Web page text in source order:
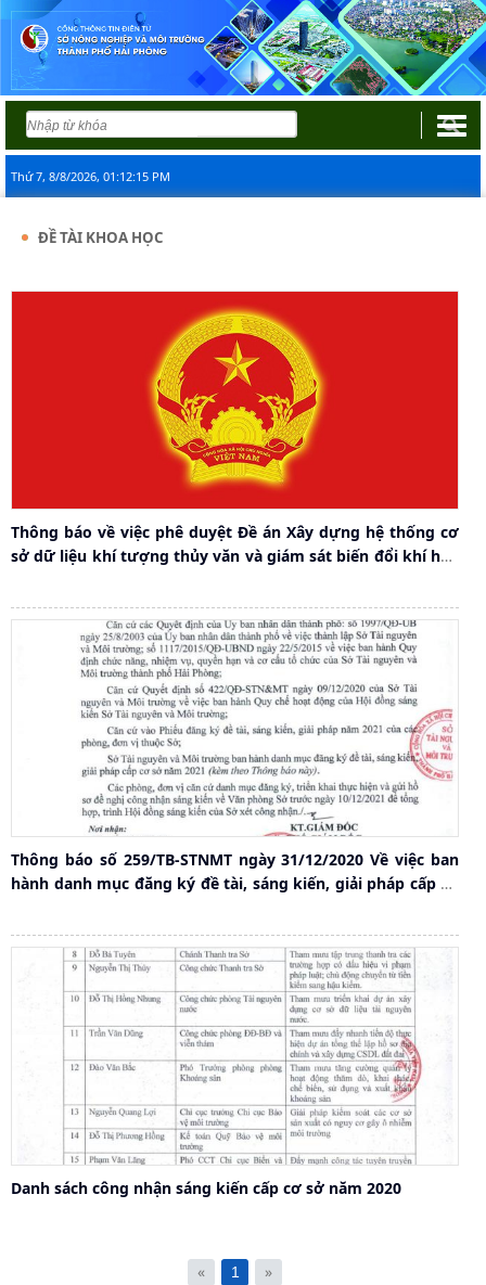
Thứ 7, 8/8/2026, 01:12:15 PM
ĐỀ TÀI KHOA HỌC
Thông báo về việc phê duyệt Đề án Xây dựng hệ thống cơ
sở dữ liệu khí tượng thủy văn và giám sát biến đổi khí hậu
Thông báo số 259/TB-STNMT ngày 31/12/2020 Về việc ban
hành danh mục đăng ký đề tài, sáng kiến, giải pháp cấp cơ
Danh sách công nhận sáng kiến cấp cơ sở năm 2020
« 1 »